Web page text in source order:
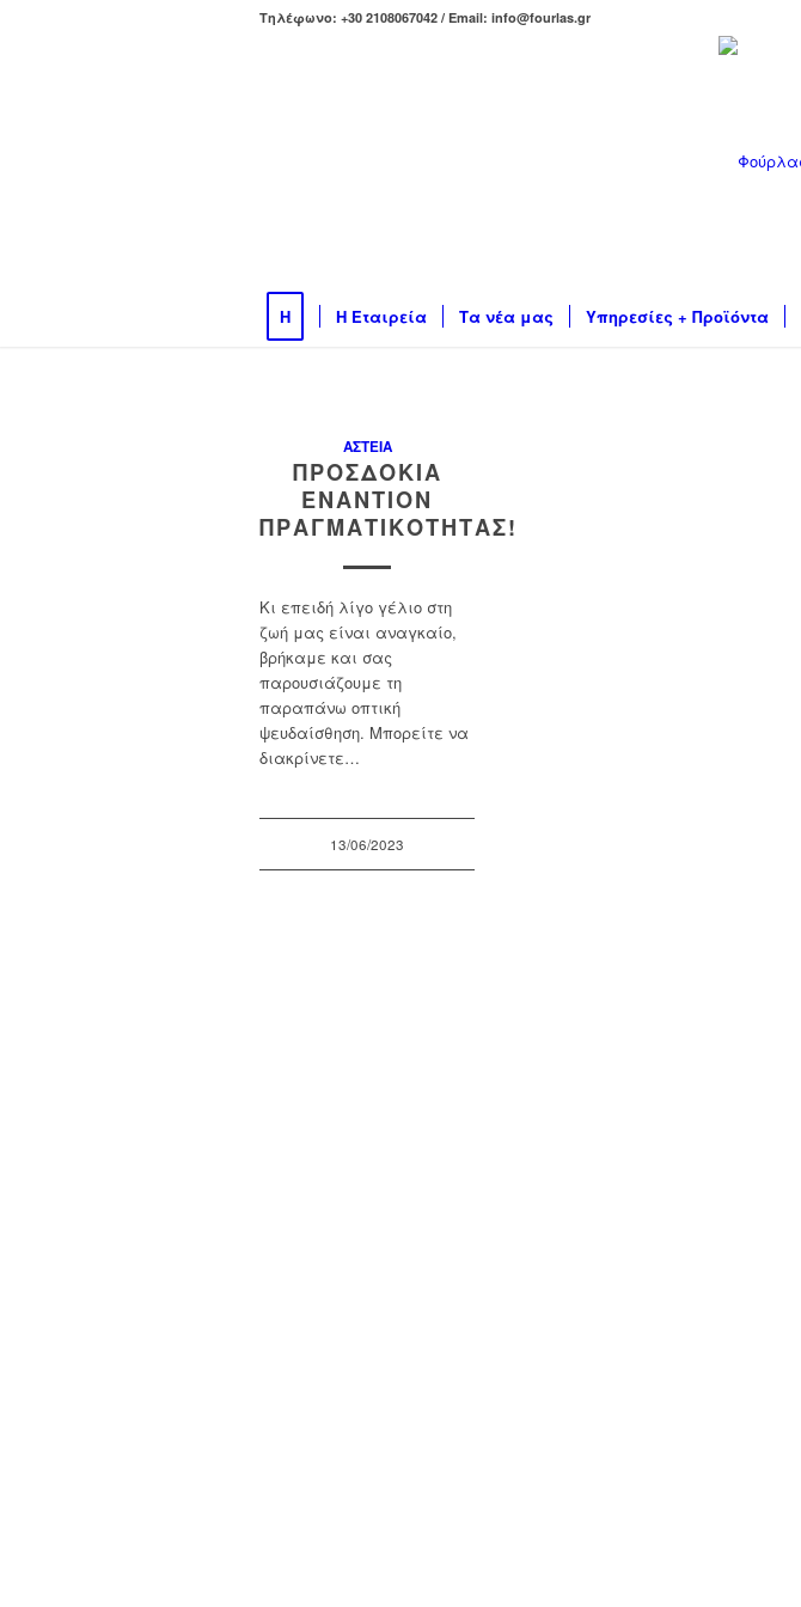
Τηλέφωνο: +30 2108067042 / Email: info@fourlas.gr
H Η Εταιρεία Τα νέα μας Υπηρεσίες + Προϊόντα
ΑΣΤΕΊΑ
ΠΡΟΣΔΟΚΊΑ
ΕΝΑΝΤΊΟΝ
ΠΡΑΓΜΑΤΙΚΌΤΗΤΑΣ!
Κι επειδή λίγο γέλιο στη
ζωή μας είναι αναγκαίο,
βρήκαμε και σας
παρουσιάζουμε τη
παραπάνω οπτική
ψευδαίσθηση. Μπορείτε να
διακρίνετε…
13/06/2023